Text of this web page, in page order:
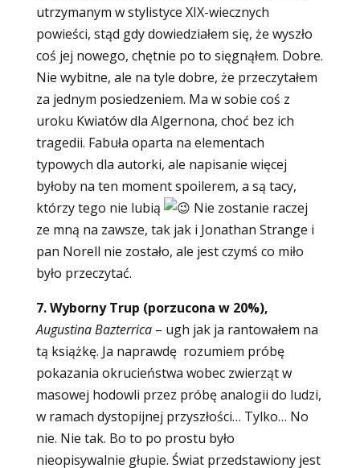
utrzymanym w stylistyce XIX-wiecznych
powieści, stąd gdy dowiedziałem się, że wyszło
coś jej nowego, chętnie po to sięgnąłem. Dobre.
Nie wybitne, ale na tyle dobre, że przeczytałem
za jednym posiedzeniem. Ma w sobie coś z
uroku Kwiatów dla Algernona, choć bez ich
tragedii. Fabuła oparta na elementach
typowych dla autorki, ale napisanie więcej
byłoby na ten moment spoilerem, a są tacy,
którzy tego nie lubią
Nie zostanie raczej
ze mną na zawsze, tak jak i Jonathan Strange i
pan Norell nie zostało, ale jest czymś co miło
było przeczytać.
7. Wyborny Trup (porzucona w 20%),
Augustina Bazterrica– ugh jak ja rantowałem na
tą książkę. Ja naprawdę rozumiem próbę
pokazania okrucieństwa wobec zwierząt w
masowej hodowli przez próbę analogii do ludzi,
w ramach dystopijnej przyszłości… Tylko… No
nie. Nie tak. Bo to po prostu było
nieopisywalnie głupie. Świat przedstawiony jest